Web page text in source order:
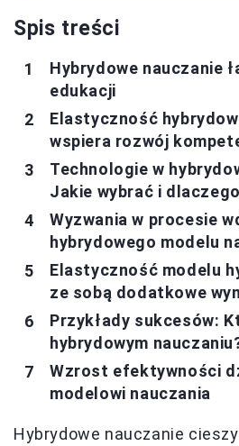
Spis treści
Hybrydowe nauczanie
edukacji
Elastyczność
wspiera rozwój
Technologie w
Jakie wybrać i
Wyzwania w procesie
hybrydowego modelu
Elastyczność modelu
ze sobą dodatkowe
Przykłady sukcesów:
hybrydowym
Wzrost efektywności
modelowi nauczania
Hybrydowe nauczanie